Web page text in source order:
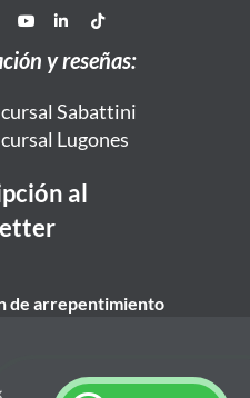
y reseñas:
Sabattini
Lugones
al
de arrepentimiento